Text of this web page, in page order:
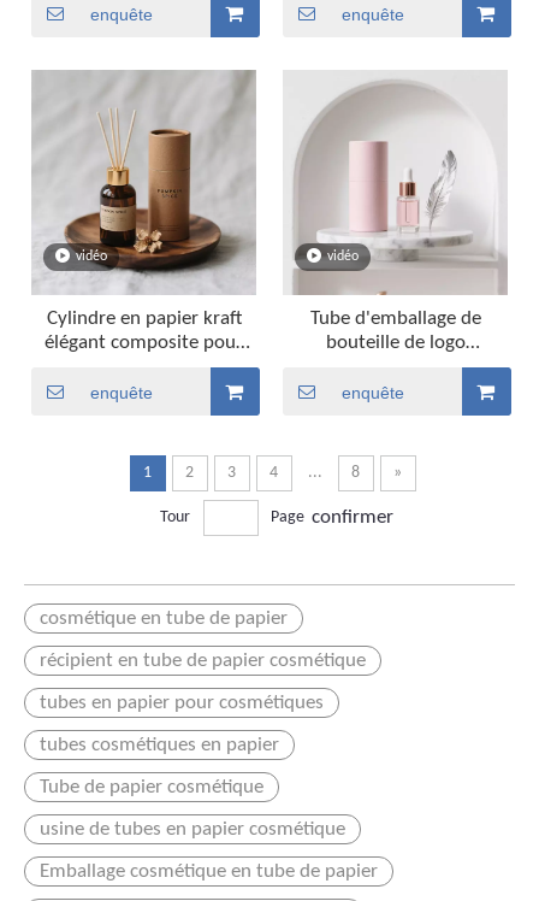
Bottle Gift
enquête
emballage de bombes de
enquête
vidéo
Cylindre en papier kraft
élégant composite pour
bouteille de diffuseur
enquête
vidéo
Tube d'emballage de
bouteille de logo
personnalisé respectueux
de l'environnement
enquête
1 2 3 4 ... 8 »
Tour Page confirmer
cosmétique en tube de papier
récipient en tube de papier cosmétique
tubes en papier pour cosmétiques
tubes cosmétiques en papier
Tube de papier cosmétique
usine de tubes en papier cosmétique
Emballage cosmétique en tube de papier